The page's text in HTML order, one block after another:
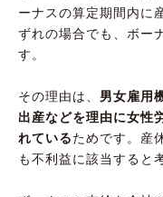
ーナスの算定期間内に
ずれの場合でも、ボー
す。
その理由は、 男女雇用
出産などを理由に女性
れているためです。産
も不利益に該当すると